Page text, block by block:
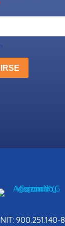
NIT: 900.251.140-8